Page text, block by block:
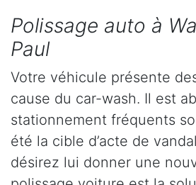
Polissage auto à
Paul
Votre véhicule présente
cause du car-wash. Il est
stationnement fréquents
été la cible d’acte de
désirez lui donner une